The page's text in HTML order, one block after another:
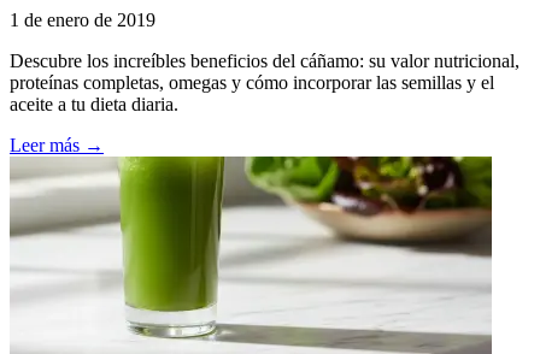
1 de enero de 2019
Descubre los increíbles beneficios del cáñamo: su valor nutricional,
proteínas completas, omegas y cómo incorporar las semillas y el
aceite a tu dieta diaria.
Leer más →